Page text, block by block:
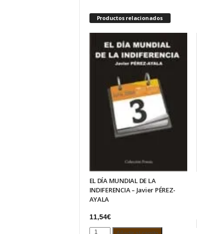
Productos relacionados
EL DÍA MUNDIAL DE LA
INDIFERENCIA – Javier PÉREZ-
AYALA
11,54€
EL